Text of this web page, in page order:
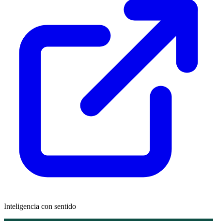
Inteligencia con sentido